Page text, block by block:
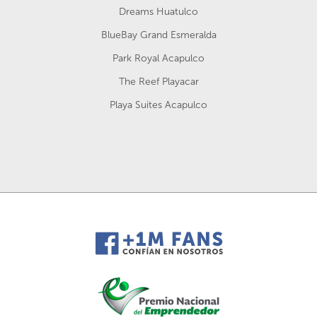
Dreams Huatulco
BlueBay Grand Esmeralda
Park Royal Acapulco
The Reef Playacar
Playa Suites Acapulco